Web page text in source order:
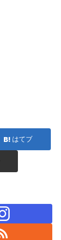
はてブ